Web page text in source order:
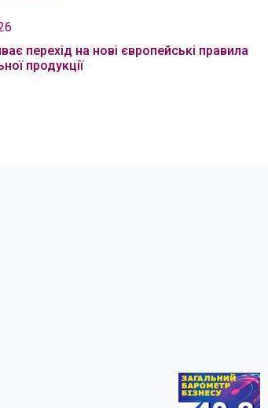
перехід на нові європейські правила
продукції